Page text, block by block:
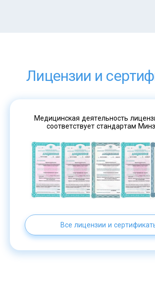
Лицензии и
Медицинская деятельность
соответствует стандартам
Все лицензии и